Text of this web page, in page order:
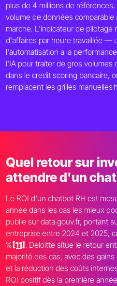
plus de 4 millions de
volume de données
marche. L'indicateur de pilotage
d'affaires par heure travaillée —
l'automatisation a la
l'IA pour traiter de gros
dans le credit scoring bancaire,
remplacent les grilles manuelles
Quel retour sur
attendre d'un
Le ROI d'un chatbot RH est
année dans les cas les mieux
publie sur data.gouv.fr, portant
entreprise entre 2024 et 2025,
% [11] . Deloitte situe le retour
majorité des cas, avec des
et la réduction des coûts
ROI positif dès la première